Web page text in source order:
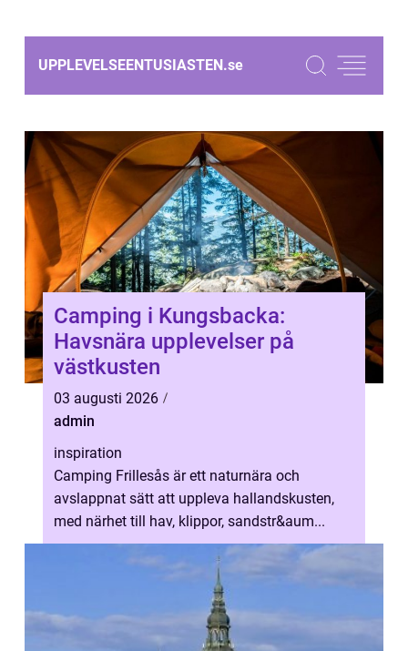
UPPLEVELSEENTUSIASTEN.se
Camping i Kungsbacka:
Havsnära upplevelser på
västkusten
03 augusti 2026
admin
inspiration
Camping Frillesås är ett naturnära och
avslappnat sätt att uppleva hallandskusten,
med närhet till hav, klippor, sandstr&aum...